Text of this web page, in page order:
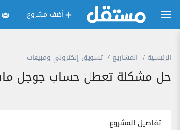
أضف مشروع
الرئيسية المشاريع تسويق إلكتروني ومبيعات
حل مشكلة تعطل حساب جوجل ماب
تفاصيل المشروع